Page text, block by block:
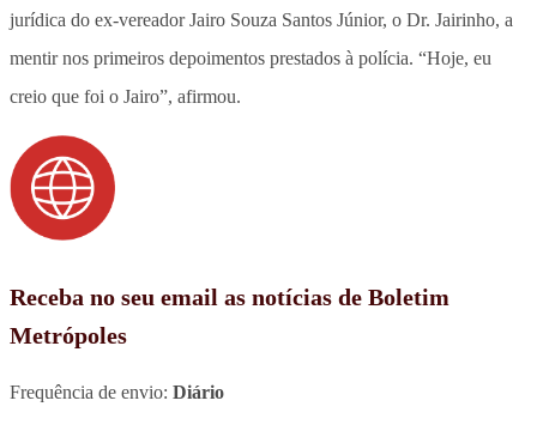
jurídica do ex-vereador Jairo Souza Santos Júnior, o Dr. Jairinho, a
mentir nos primeiros depoimentos prestados à polícia. “Hoje, eu
creio que foi o Jairo”, afirmou.
Receba no seu email as notícias de Boletim
Metrópoles
Frequência de envio: Diário